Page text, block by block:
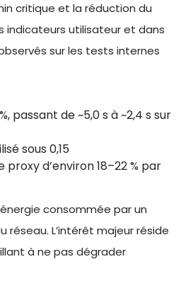
critique et la réduction du
indicateurs utilisateur et dans
sur les tests internes
passant de ~5,0 s à ~2,4 s sur
sous 0,15
d’environ 18–22 % par
consommée par un
L’intérêt majeur réside
à ne pas dégrader